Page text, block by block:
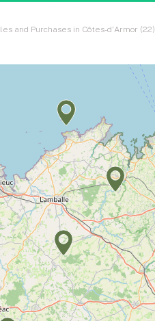
and Purchases in Côtes-d'Armor (22)